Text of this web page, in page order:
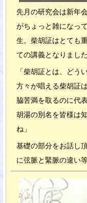
先月の研究会は新年
がちょっと雑になっ
生。柴胡証はとても
ての講義となりました
「柴胡証とは、どう
方々が唱える柴胡証
脇苦満を取るのに代
胡湯の別名を皆様は
ね」
基礎の部分をお話し
に弦脈と緊脈の違い